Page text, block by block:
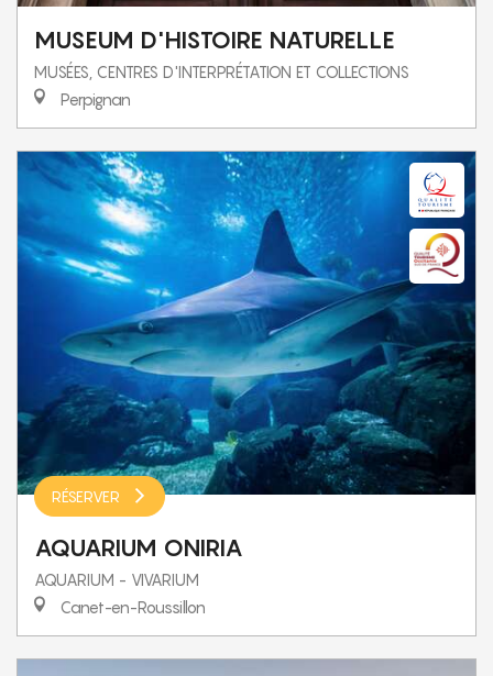
MUSEUM D'HISTOIRE NATURELLE
MUSÉES, CENTRES D'INTERPRÉTATION ET COLLECTIONS
Perpignan
RÉSERVER
AQUARIUM ONIRIA
AQUARIUM - VIVARIUM
Canet-en-Roussillon